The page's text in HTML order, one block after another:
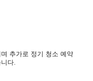
추가로 정기 청소 예약
다.